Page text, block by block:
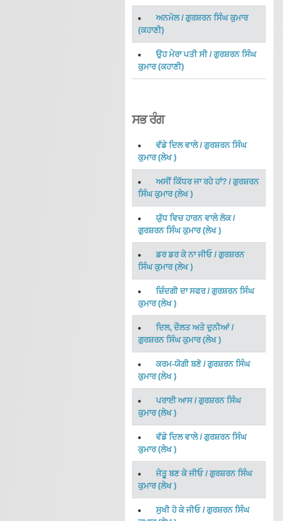
ਅਨਮੋਲ/ ਗੁਰਸ਼ਰਨ ਸਿੰਘ ਕੁਮਾਰ
(ਕਹਾਣੀ)
ਉਹ ਮੇਰਾ ਪਤੀ ਸੀ/ਗੁਰਸ਼ਰਨ ਸਿੰਘ
ਕੁਮਾਰ(ਕਹਾਣੀ)
ਸਭ ਰੰਗ
ਵੱਡੇ ਦਿਲ ਵਾਲੇ/ਗੁਰਸ਼ਰਨ ਸਿੰਘ
ਕੁਮਾਰ(ਲੇਖ)
ਅਸੀਂ ਕਿੱਧਰ ਜਾ ਰਹੇ ਹਾਂ? / ਗੁਰਸ਼ਰਨ
ਸਿੰਘ ਕੁਮਾਰ(ਲੇਖ)
ਯੁੱਧ ਵਿਚ ਹਾਰਨ ਵਾਲੇ ਲੋਕ/
ਗੁਰਸ਼ਰਨ ਸਿੰਘ ਕੁਮਾਰ(ਲੇਖ)
ਡਰ ਡਰ ਕੇ ਨਾ ਜੀਓ/ ਗੁਰਸ਼ਰਨ
ਸਿੰਘ ਕੁਮਾਰ(ਲੇਖ)
ਜ਼ਿੰਦਗੀ ਦਾ ਸਫਰ/ਗੁਰਸ਼ਰਨ ਸਿੰਘ
ਕੁਮਾਰ(ਲੇਖ)
ਦਿਲ, ਦੌਲਤ ਅਤੇ ਦੁਨੀਆਂ/
ਗੁਰਸ਼ਰਨ ਸਿੰਘ ਕੁਮਾਰ(ਲੇਖ)
ਕਰਮ-ਯੋਗੀ ਬਣੋ/ਗੁਰਸ਼ਰਨ ਸਿੰਘ
ਕੁਮਾਰ(ਲੇਖ)
ਪਰਾਈ ਆਸ/ ਗੁਰਸ਼ਰਨ ਸਿੰਘ
ਕੁਮਾਰ(ਲੇਖ)
ਵੱਡੇ ਦਿਲ ਵਾਲੇ/ਗੁਰਸ਼ਰਨ ਸਿੰਘ
ਕੁਮਾਰ(ਲੇਖ)
ਜੇਤੂ ਬਣ ਕੇ ਜੀਓ/ ਗੁਰਸ਼ਰਨ ਸਿੰਘ
ਕੁਮਾਰ(ਲੇਖ)
ਸੁਖੀ ਹੋ ਕੇ ਜੀਓ/ਗੁਰਸ਼ਰਨ ਸਿੰਘ